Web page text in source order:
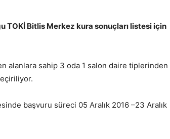
TOKİ Bitlis Merkez kura sonuçları listesi için
alanlara sahip 3 oda 1 salon daire tiplerinden
başvuru süreci 05 Aralık 2016 –23 Aralık